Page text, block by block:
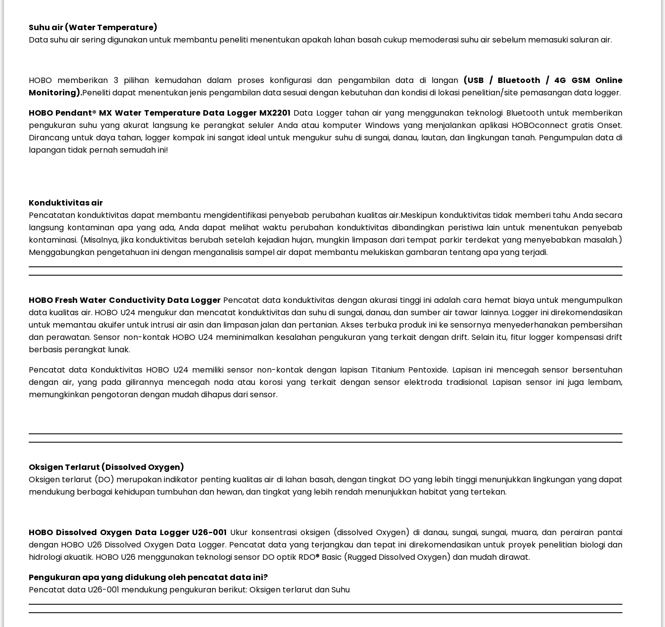
Suhu air (Water Temperature)
Data suhu air sering digunakan untuk membantu peneliti menentukan apakah lahan basah cukup memoderasi suhu air sebelum memasuki saluran air.
HOBO memberikan 3 pilihan kemudahan dalam proses konfigurasi dan pengambilan data di langan (USB / Bluetooth / 4G GSM Online
Monitoring).Peneliti dapat menentukan jenis pengambilan data sesuai dengan kebutuhan dan kondisi di lokasi penelitian/site pemasangan data logger.
HOBO Pendant® MX Water Temperature Data Logger MX2201 Data Logger tahan air yang menggunakan teknologi Bluetooth untuk memberikan
pengukuran suhu yang akurat langsung ke perangkat seluler Anda atau komputer Windows yang menjalankan aplikasi HOBOconnect gratis Onset.
Dirancang untuk daya tahan, logger kompak ini sangat ideal untuk mengukur suhu di sungai, danau, lautan, dan lingkungan tanah. Pengumpulan data di
lapangan tidak pernah semudah ini!
Konduktivitas air
Pencatatan konduktivitas dapat membantu mengidentifikasi penyebab perubahan kualitas air.Meskipun konduktivitas tidak memberi tahu Anda secara
langsung kontaminan apa yang ada, Anda dapat melihat waktu perubahan konduktivitas dibandingkan peristiwa lain untuk menentukan penyebab
kontaminasi. (Misalnya, jika konduktivitas berubah setelah kejadian hujan, mungkin limpasan dari tempat parkir terdekat yang menyebabkan masalah.)
Menggabungkan pengetahuan ini dengan menganalisis sampel air dapat membantu melukiskan gambaran tentang apa yang terjadi.
HOBO Fresh Water Conductivity Data LoggerPencatat data konduktivitas dengan akurasi tinggi ini adalah cara hemat biaya untuk mengumpulkan
data kualitas air. HOBO U24 mengukur dan mencatat konduktivitas dan suhu di sungai, danau, dan sumber air tawar lainnya. Logger ini direkomendasikan
untuk memantau akuifer untuk intrusi air asin dan limpasan jalan dan pertanian. Akses terbuka produk ini ke sensornya menyederhanakan pembersihan
dan perawatan. Sensor non-kontak HOBO U24 meminimalkan kesalahan pengukuran yang terkait dengan drift. Selain itu, fitur logger kompensasi drift
berbasis perangkat lunak.
Pencatat data Konduktivitas HOBO U24 memiliki sensor non-kontak dengan lapisan Titanium Pentoxide. Lapisan ini mencegah sensor bersentuhan
dengan air, yang pada gilirannya mencegah noda atau korosi yang terkait dengan sensor elektroda tradisional. Lapisan sensor ini juga lembam,
memungkinkan pengotoran dengan mudah dihapus dari sensor.
Oksigen Terlarut (Dissolved Oxygen)
Oksigen terlarut (DO) merupakan indikator penting kualitas air di lahan basah, dengan tingkat DO yang lebih tinggi menunjukkan lingkungan yang dapat
mendukung berbagai kehidupan tumbuhan dan hewan, dan tingkat yang lebih rendah menunjukkan habitat yang tertekan.
HOBO Dissolved Oxygen Data Logger U26-001 Ukur konsentrasi oksigen (dissolved Oxygen) di danau, sungai, sungai, muara, dan perairan pantai
dengan HOBO U26 Dissolved Oxygen Data Logger. Pencatat data yang terjangkau dan tepat ini direkomendasikan untuk proyek penelitian biologi dan
hidrologi akuatik. HOBO U26 menggunakan teknologi sensor DO optik RDO® Basic (Rugged Dissolved Oxygen) dan mudah dirawat.
Pengukuran apa yang didukung oleh pencatat data ini?
Pencatat data U26-001 mendukung pengukuran berikut: Oksigen terlarut dan Suhu